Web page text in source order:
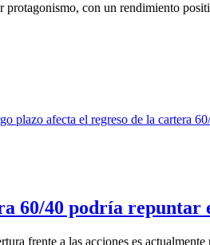
protagonismo, con un rendimiento
60/40 podría repuntar
frente a las acciones es